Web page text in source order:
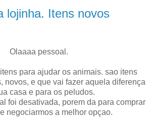
lojinha. Itens novos
Olaaaa pessoal.
para ajudar os animais. sao itens
novos, e que vai fazer aquela diferença
casa e para os peludos.
foi desativada, porem da para comprar
negociarmos a melhor opçao.